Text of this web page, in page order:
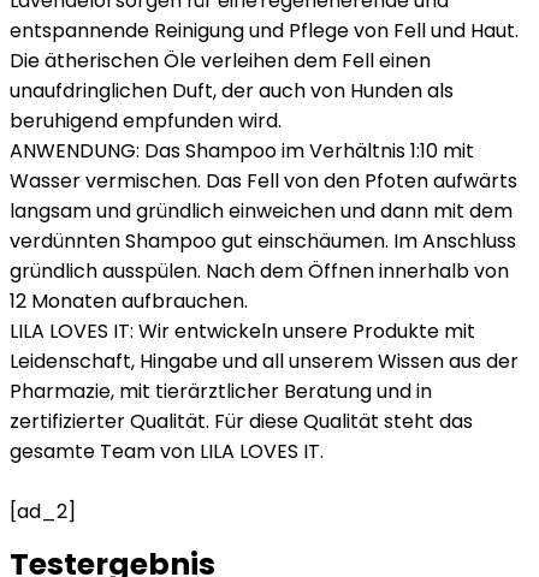
entspannende Reinigung und Pflege von Fell und Haut.
Die ätherischen Öle verleihen dem Fell einen
unaufdringlichen Duft, der auch von Hunden als
beruhigend empfunden wird.
ANWENDUNG: Das Shampoo im Verhältnis 1:10 mit
Wasser vermischen. Das Fell von den Pfoten aufwärts
langsam und gründlich einweichen und dann mit dem
verdünnten Shampoo gut einschäumen. Im Anschluss
gründlich ausspülen. Nach dem Öffnen innerhalb von
12 Monaten aufbrauchen.
LILA LOVES IT: Wir entwickeln unsere Produkte mit
Leidenschaft, Hingabe und all unserem Wissen aus der
Pharmazie, mit tierärztlicher Beratung und in
zertifizierter Qualität. Für diese Qualität steht das
gesamte Team von LILA LOVES IT.
[ad_2]
Testergebnis